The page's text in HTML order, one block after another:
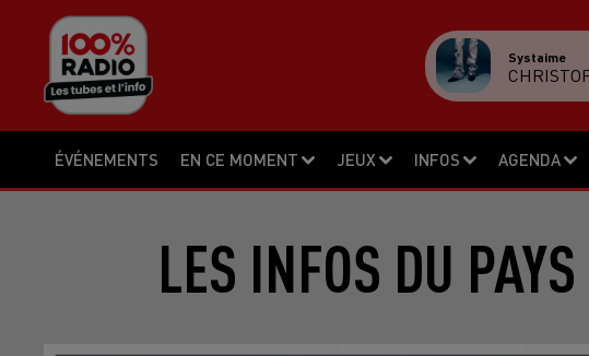
ÉVÉNEMENTS EN CE MOMENT JEUX INFOS AGENDA
Systaime
LES INFOS DU